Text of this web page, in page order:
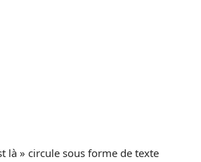
là » circule sous forme de texte